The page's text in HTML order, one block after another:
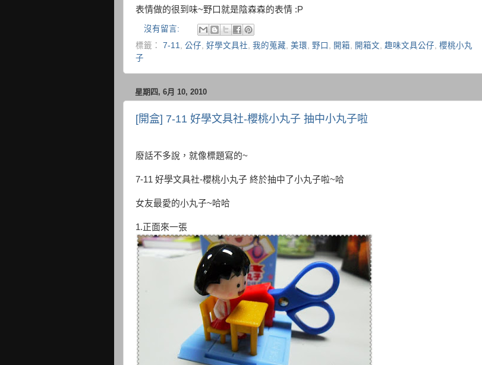
表情做的很到味~野口就是陰森森的表情 :P
沒有留言:
標籤： 7-11 公仔 好學文具社 我的蒐藏 美環 野口 開箱 開箱文 趣味文具公仔 櫻桃小丸
子
星期四, 6月 10, 2010
[開盒] 7-11 好學文具社-櫻桃小丸子 抽中小丸子啦
廢話不多說，就像標題寫的~
7-11 好學文具社-櫻桃小丸子 終於抽中了小丸子啦~哈
女友最愛的小丸子~哈哈
1.正面來一張